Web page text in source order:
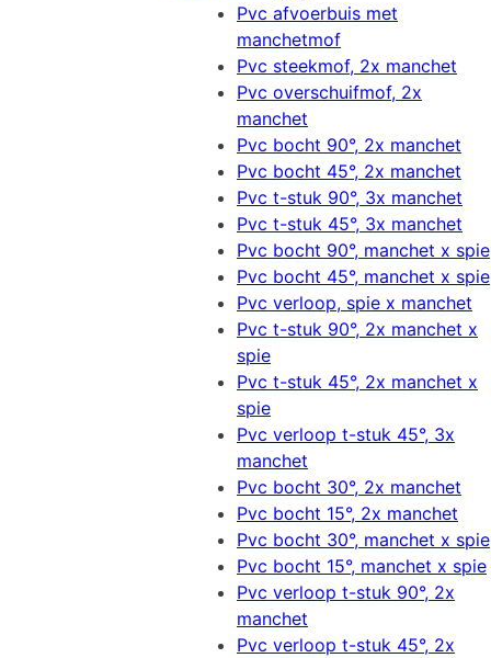
Pvc afvoerbuis met
manchetmof
Pvc steekmof, 2x manchet
Pvc overschuifmof, 2x
manchet
Pvc bocht 90°, 2x manchet
Pvc bocht 45°, 2x manchet
Pvc t-stuk 90°, 3x manchet
Pvc t-stuk 45°, 3x manchet
Pvc bocht 90°, manchet x spie
Pvc bocht 45°, manchet x spie
Pvc verloop, spie x manchet
Pvc t-stuk 90°, 2x manchet x
spie
Pvc t-stuk 45°, 2x manchet x
spie
Pvc verloop t-stuk 45°, 3x
manchet
Pvc bocht 30°, 2x manchet
Pvc bocht 15°, 2x manchet
Pvc bocht 30°, manchet x spie
Pvc bocht 15°, manchet x spie
Pvc verloop t-stuk 90°, 2x
manchet
Pvc verloop t-stuk 45°, 2x